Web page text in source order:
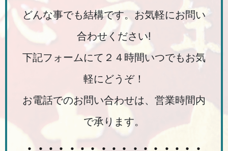
どんな事でも結構です。お気軽にお問い
合わせください!
下記フォームにて２４時間いつでもお気
軽にどうぞ！
お電話でのお問い合わせは、営業時間内
で承ります。